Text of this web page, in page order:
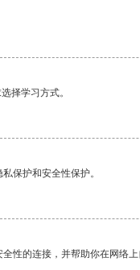
择学习方式。
保护和安全性保护。
性的连接，并帮助你在网络上